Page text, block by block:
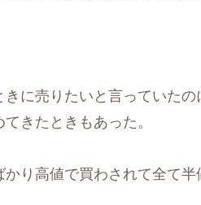
きに売りたいと言っていた
きたときもあった。
かり高値で買わされて全て